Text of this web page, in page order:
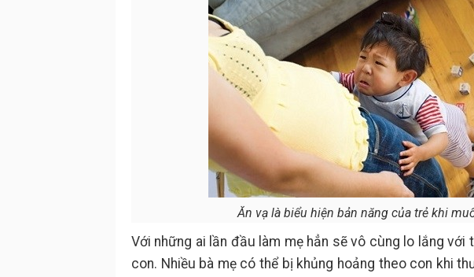
Ăn vạ là biểu hiện bản năng của trẻ khi
Với những ai lần đầu làm mẹ hẳn sẽ vô cùng lo lắng
con. Nhiều bà mẹ có thể bị khủng hoảng theo con khi